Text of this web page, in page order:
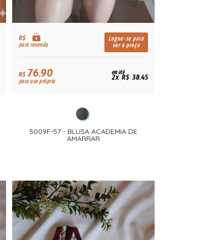
R$
para revenda
Logue-se para
ver o preço
R$76,90
para uso próprio
em até
2x R$ 38,45
5009F-57 - BLUSA ACADEMIA DE
AMARRAR